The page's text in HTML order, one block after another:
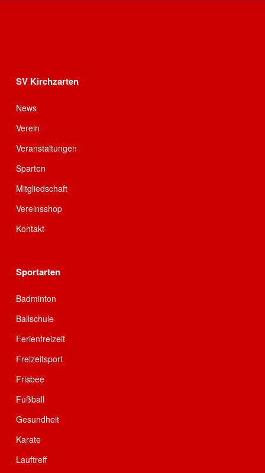
SV Kirchzarten
News
Verein
Veranstaltungen
Sparten
Mitgliedschaft
Vereinsshop
Kontakt
Sportarten
Badminton
Ballschule
Ferienfreizeit
Freizeitsport
Frisbee
Fußball
Gesundheit
Karate
Lauftreff